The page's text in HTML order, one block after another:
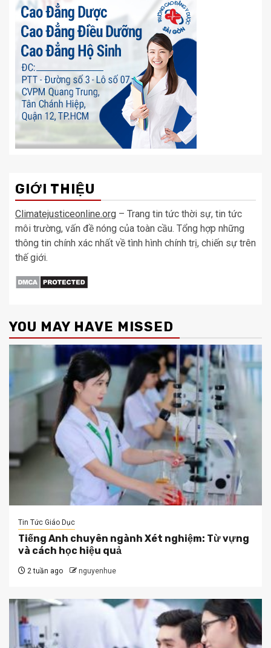
GIỚI THIỆU
Climatejusticeonline.org – Trang tin tức thời sự, tin tức
môi trường, vấn đề nóng của toàn cầu. Tổng hợp những
thông tin chính xác nhất về tình hình chính trị, chiến sự trên
thế giới.
YOU MAY HAVE MISSED
Tin Tức Giáo Dục
Tiếng Anh chuyên ngành Xét nghiệm: Từ vựng
và cách học hiệu quả
2 tuần ago nguyenhue